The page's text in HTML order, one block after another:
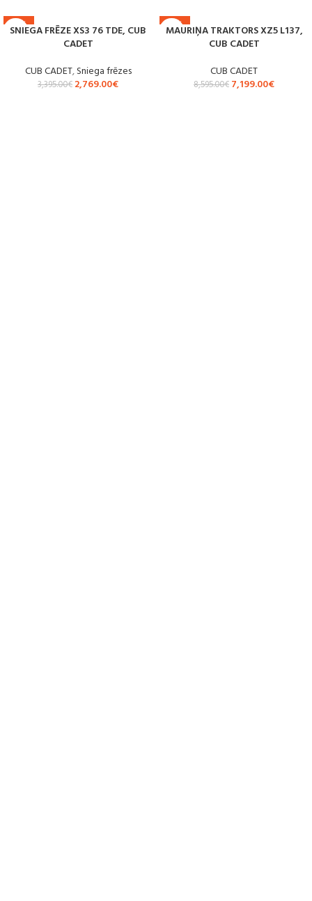
-18%
SNIEGA FRĒZE XS3 76 TDE, CUB
CADET
CUB CADET,Sniega frēzes
3,395.00€ 2,769.00€
-16%
MAURIŅA TRAKTORS XZ5 L137,
CUB CADET
CUB CADET
8,595.00€ 7,199.00€